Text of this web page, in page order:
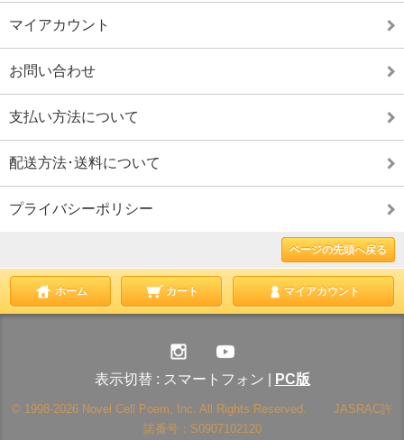
マイアカウント
お問い合わせ
支払い方法について
配送方法･送料について
プライバシーポリシー
ページの先頭へ戻る
ホーム カート マイアカウント
表示切替 : スマートフォン PC版
© 1998-2026 Novel Cell Poem, Inc. All Rights Reserved. JASRAC許
諾番号：S0907102120